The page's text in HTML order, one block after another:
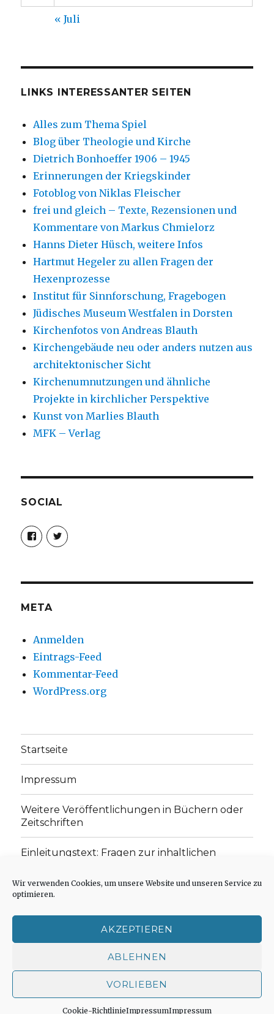
Wir verwenden Cookies, um unsere Website und unseren Service zu
optimieren.
AKZEPTIEREN
ABLEHNEN
VORLIEBEN
Cookie-RichtlinieImpressumImpressum
« Juli
LINKS INTERESSANTER SEITEN
Alles zum Thema Spiel
Blog über Theologie und Kirche
Dietrich Bonhoeffer 1906 – 1945
Erinnerungen der Kriegskinder
Fotoblog von Niklas Fleischer
frei und gleich – Texte, Rezensionen und
Kommentare von Markus Chmielorz
Hanns Dieter Hüsch, weitere Infos
Hartmut Hegeler zu allen Fragen der
Hexenprozesse
Institut für Sinnforschung, Fragebogen
Jüdisches Museum Westfalen in Dorsten
Kirchenfotos von Andreas Blauth
Kirchengebäude neu oder anders nutzen aus
architektonischer Sicht
Kirchenumnutzungen und ähnliche
Projekte in kirchlicher Perspektive
Kunst von Marlies Blauth
MFK – Verlag
SOCIAL
Profil
von
christoph.fleischer1
anzeigen
Profil
von
anzeigen
META
Anmelden
Eintrags-Feed
Kommentar-Feed
WordPress.org
Startseite
Impressum
Weitere Veröffentlichungen in Büchern oder
Zeitschriften
Einleitungstext: Fragen zur inhaltlichen
„schwachen Glaubens“
Cookie-Richtlinie (EU)
Impressum